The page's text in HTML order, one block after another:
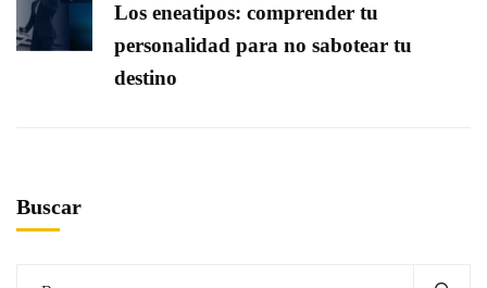
Los eneatipos: comprender tu
personalidad para no sabotear tu
destino
Buscar